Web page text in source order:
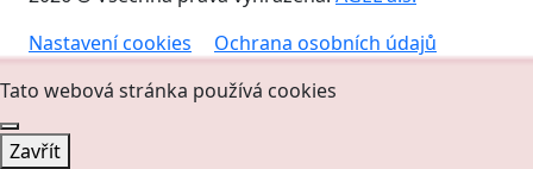
Nastavení cookies
Ochrana osobních údajů
Tato webová stránka používá cookies
Zavřít